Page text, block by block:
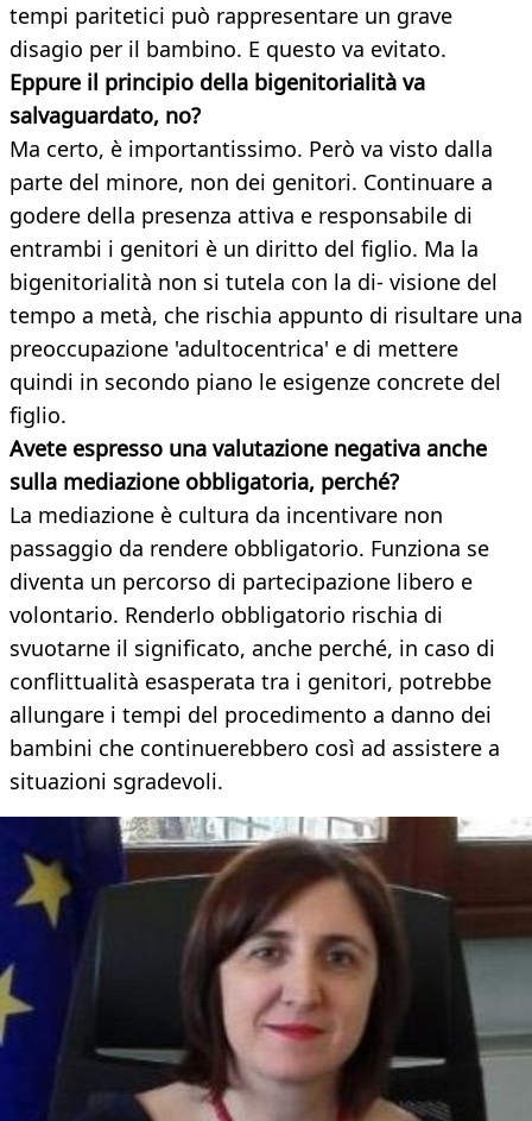
tempi paritetici può rappresentare un grave
disagio per il bambino. E questo va evitato.
Eppure il principio della bigenitorialità va
salvaguardato, no?
Ma certo, è importantissimo. Però va visto dalla
parte del minore, non dei genitori. Continuare a
godere della presenza attiva e responsabile di
entrambi i genitori è un diritto del figlio. Ma la
bigenitorialità non si tutela con la di- visione del
tempo a metà, che rischia appunto di risultare una
preoccupazione 'adultocentrica' e di mettere
quindi in secondo piano le esigenze concrete del
figlio.
Avete espresso una valutazione negativa anche
sulla mediazione obbligatoria, perché?
La mediazione è cultura da incentivare non
passaggio da rendere obbligatorio. Funziona se
diventa un percorso di partecipazione libero e
volontario. Renderlo obbligatorio rischia di
svuotarne il significato, anche perché, in caso di
conflittualità esasperata tra i genitori, potrebbe
allungare i tempi del procedimento a danno dei
bambini che continuerebbero così ad assistere a
situazioni sgradevoli.